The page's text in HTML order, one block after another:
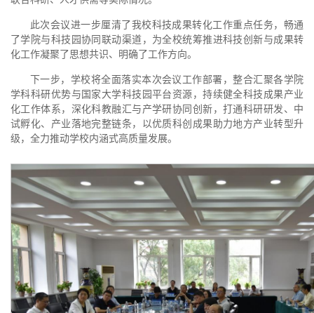
此次会议进一步厘清了我校科技成果转化工作重点任务，畅通
了学院与科技园协同联动渠道，为全校统筹推进科技创新与成果转
化工作凝聚了思想共识、明确了工作方向。
下一步，学校将全面落实本次会议工作部署，整合汇聚各学院
学科科研优势与国家大学科技园平台资源，持续健全科技成果产业
化工作体系，深化科教融汇与产学研协同创新，打通科研研发、中
试孵化、产业落地完整链条，以优质科创成果助力地方产业转型升
级，全力推动学校内涵式高质量发展。